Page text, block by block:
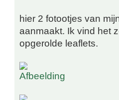
hier 2 fotootjes van
aanmaakt. Ik vind het
opgerolde leaflets.